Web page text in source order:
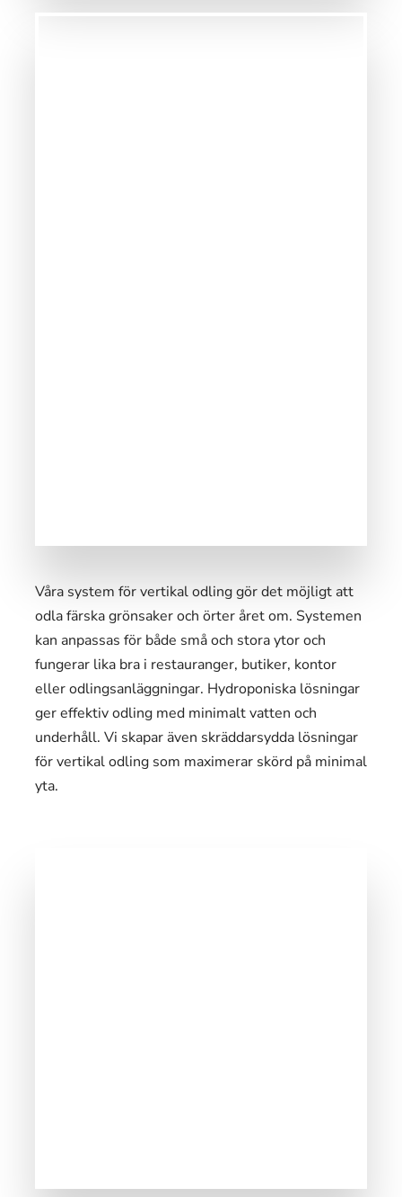
Våra system för vertikal odling gör det möjligt att
odla färska grönsaker och örter året om. Systemen
kan anpassas för både små och stora ytor och
fungerar lika bra i restauranger, butiker, kontor
eller odlingsanläggningar. Hydroponiska lösningar
ger effektiv odling med minimalt vatten och
underhåll. Vi skapar även skräddarsydda lösningar
för vertikal odling som maximerar skörd på minimal
yta.